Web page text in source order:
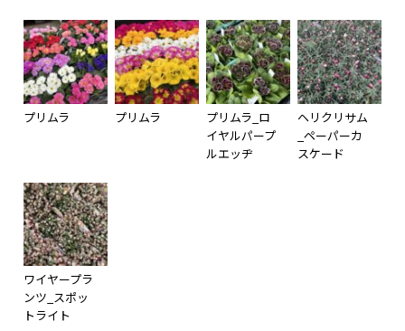
プリムラ プリムラ
プリムラ_ロ
イヤルパープ
ルエッヂ
ヘリクリサム
_ペーパーカ
スケード
ワイヤープラ
ンツ_スポッ
トライト